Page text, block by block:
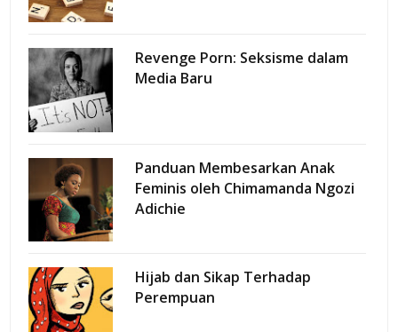
Revenge Porn: Seksisme dalam
Media Baru
Panduan Membesarkan Anak
Feminis oleh Chimamanda Ngozi
Adichie
Hijab dan Sikap Terhadap
Perempuan